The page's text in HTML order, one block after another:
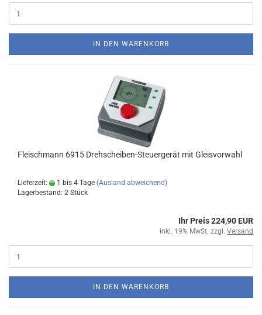
IN DEN WARENKORB
Fleischmann 6915 Drehscheiben-Steuergerät mit Gleisvorwahl
Lieferzeit: 1 bis 4 Tage (Ausland abweichend)
Lagerbestand: 2 Stück
Ihr Preis 224,90 EUR
inkl. 19% MwSt. zzgl. Versand
IN DEN WARENKORB